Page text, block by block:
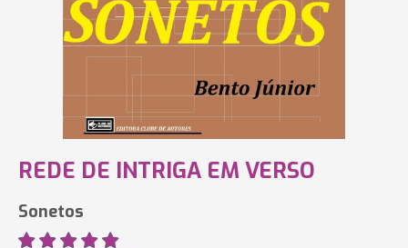
REDE DE INTRIGA EM VERSO
Sonetos